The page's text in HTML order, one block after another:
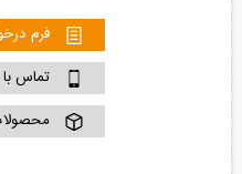
فرم
تماس با